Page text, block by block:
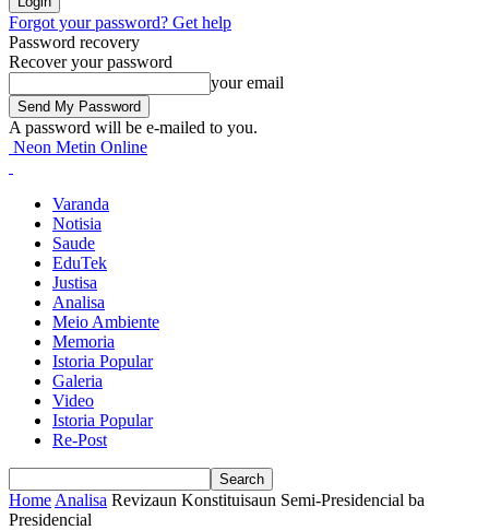
Forgot your password? Get help
Password recovery
Recover your password
your email
A password will be e-mailed to you.
Neon Metin Online
Varanda
Notisia
Saude
EduTek
Justisa
Analisa
Meio Ambiente
Memoria
Istoria Popular
Galeria
Video
Istoria Popular
Re-Post
Home Analisa Revizaun Konstituisaun Semi-Presidencial ba
Presidencial